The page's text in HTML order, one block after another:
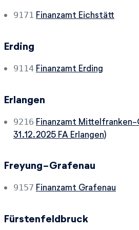
9171 Finanzamt Eichstätt
Erding
9114 Finanzamt Erding
Erlangen
9216 Finanzamt Mittelfranken-
31.12.2025 FA Erlangen)
Freyung-Grafenau
9157 Finanzamt Grafenau
Fürstenfeldbruck